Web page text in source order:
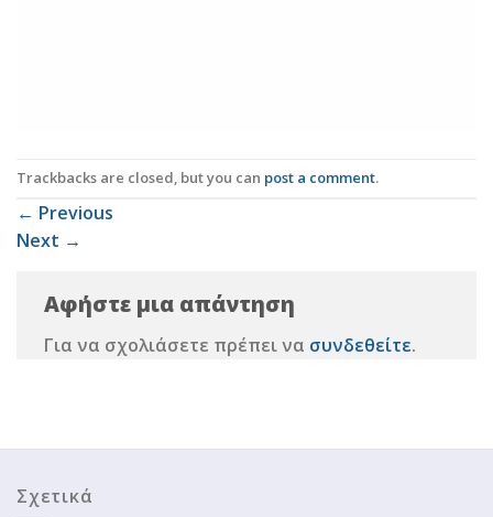
Trackbacks are closed, but you can post a comment.
← Previous
Next →
Αφήστε μια απάντηση
Για να σχολιάσετε πρέπει να συνδεθείτε.
Σχετικά